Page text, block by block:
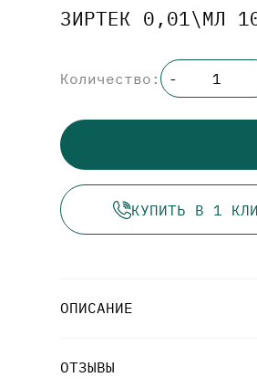
ЗИРТЕК 0,01\МЛ
Количество: -
КУПИТЬ В 1
ОПИСАНИЕ
ОТЗЫВЫ